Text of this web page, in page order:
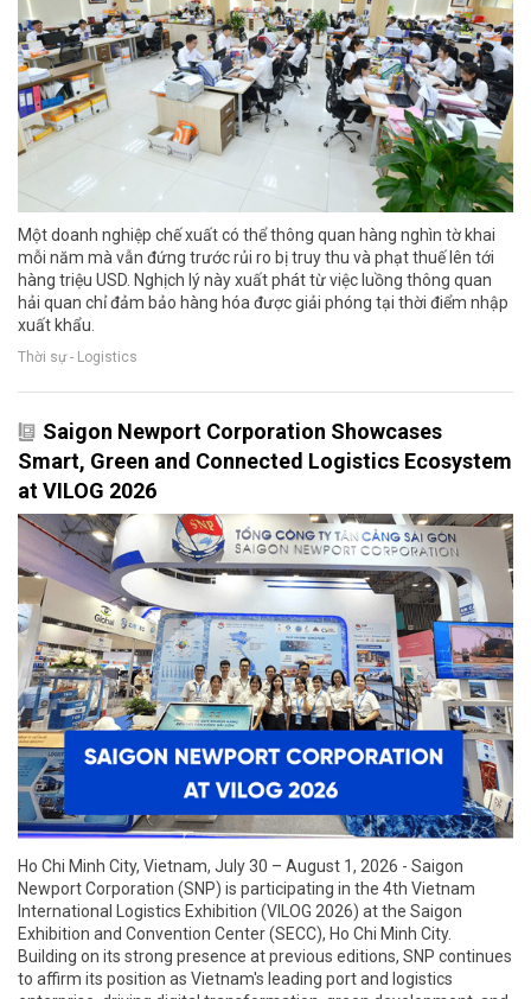
Một doanh nghiệp chế xuất có thể thông quan hàng nghìn tờ khai
mỗi năm mà vẫn đứng trước rủi ro bị truy thu và phạt thuế lên tới
hàng triệu USD. Nghịch lý này xuất phát từ việc luồng thông quan
hải quan chỉ đảm bảo hàng hóa được giải phóng tại thời điểm nhập
xuất khẩu.
Thời sự - Logistics
Saigon Newport Corporation Showcases
Smart, Green and Connected Logistics Ecosystem
at VILOG 2026
Ho Chi Minh City, Vietnam, July 30 – August 1, 2026 - Saigon
Newport Corporation (SNP) is participating in the 4th Vietnam
International Logistics Exhibition (VILOG 2026) at the Saigon
Exhibition and Convention Center (SECC), Ho Chi Minh City.
Building on its strong presence at previous editions, SNP continues
to affirm its position as Vietnam's leading port and logistics